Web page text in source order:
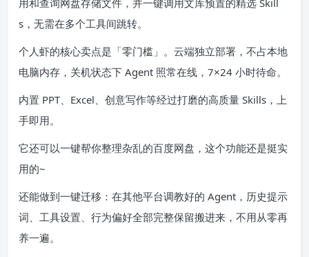
s，无需在多个工具间跳转。
个人虾的核心卖点是「零门槛」。云端独立部署，不占本地
电脑内存，关机状态下 Agent 照常在线，7×24 小时待命。
内置 PPT、Excel、创意写作等经过打磨的高质量 Skills，上
手即用。
它还可以一键帮你整理杂乱的百度网盘，这个功能还是挺实
用的~
还能做到一键迁移：在其他平台调教好的 Agent，历史提示
词、工具设置、行为偏好全部完整保留搬进来，不用从零再
养一遍。